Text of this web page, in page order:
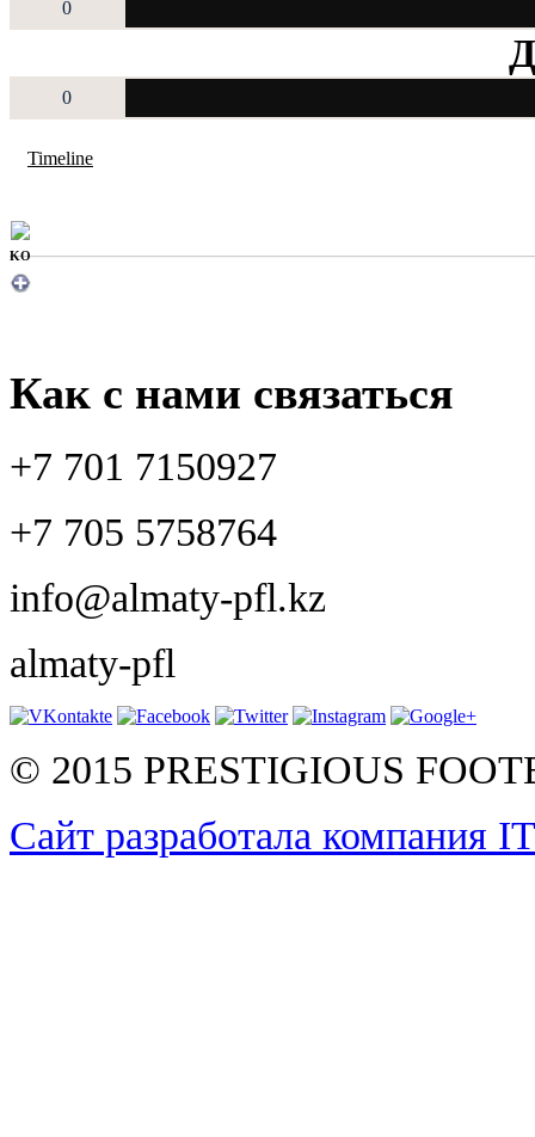
0
0
Timeline
KO
Как с нами связаться
+7 701 7150927
+7 705 5758764
info@almaty-pfl.kz
almaty-pfl
© 2015 PRESTIGIOUS
Сайт разработала компания